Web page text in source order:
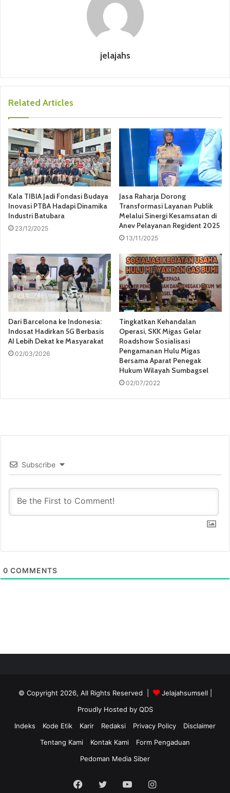
jelajahs
Related Articles
Kala TIBIA Jadi Fondasi Budaya
Inovasi PTBA Hadapi Dinamika
Industri Batubara
23/12/2025
Jasa Raharja Dorong
Transformasi Layanan Publik
Melalui Sinergi Kesamsatan di
Anev Pelayanan Regident 2025
13/11/2025
Dari Barcelona ke Indonesia:
Indosat Hadirkan 5G Berbasis
AI Lebih Dekat ke Masyarakat
02/03/2026
Tingkatkan Kehandalan
Operasi, SKK Migas Gelar
Roadshow Sosialisasi
Pengamanan Hulu Migas
Bersama Aparat Penegak
Hukum Wilayah Sumbagsel
02/07/2022
Subscribe
0 COMMENTS
© Copyright 2026, All Rights Reserved | Jelajahsumsell
Proudly Hosted by QDS
Indeks
Kode Etik Karir Redaksi Privacy Policy
Disclaimer
Tentang Kami
Kontak Kami
Form Pengaduan
Pedoman Media Siber
Facebook
Twitter YouTubeInstagram